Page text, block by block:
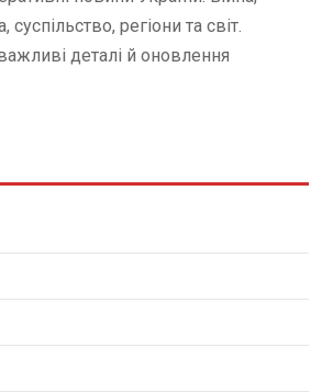
суспільство, регіони та світ.
деталі й оновлення